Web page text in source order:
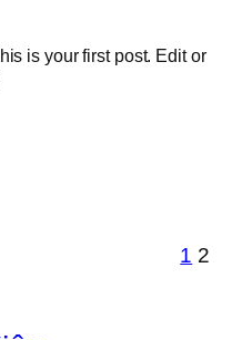
is your first post. Edit or
1 2